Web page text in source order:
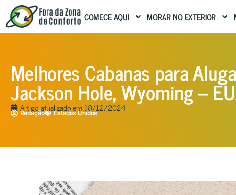
COMECE AQUI MORAR NO EXTERIOR
Melhores Cabanas para
Jackson Hole, Wyoming –
Artigo atualizado em18/12/2024
Redação Estados Unidos